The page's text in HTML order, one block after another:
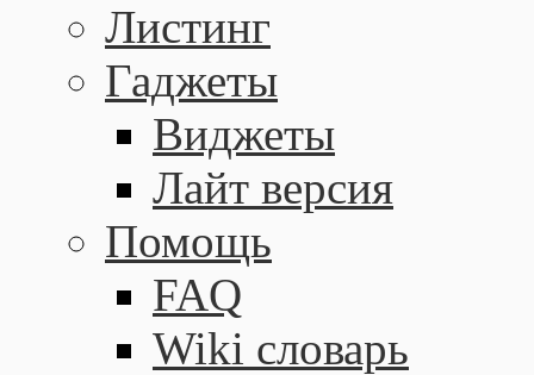
Листинг
Гаджеты
Виджеты
Лайт версия
Помощь
FAQ
Wiki словарь